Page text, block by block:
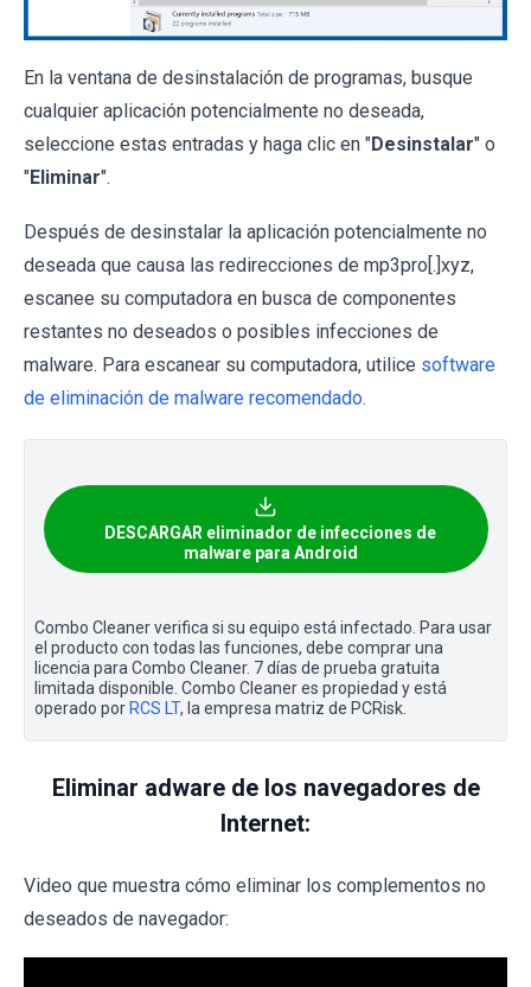
En la ventana de desinstalación de programas, busque
cualquier aplicación potencialmente no deseada,
seleccione estas entradas y haga clic en "Desinstalar" o
"Eliminar".
Después de desinstalar la aplicación potencialmente no
deseada que causa las redirecciones de mp3pro[.]xyz,
escanee su computadora en busca de componentes
restantes no deseados o posibles infecciones de
malware. Para escanear su computadora, utilice software
de eliminación de malware recomendado.
DESCARGAR eliminador de infecciones de
malware para Android
Combo Cleaner verifica si su equipo está infectado. Para usar
el producto con todas las funciones, debe comprar una
licencia para Combo Cleaner. 7 días de prueba gratuita
limitada disponible. Combo Cleaner es propiedad y está
operado por RCS LT, la empresa matriz de PCRisk.
Eliminar adware de los navegadores de
Internet:
Video que muestra cómo eliminar los complementos no
deseados de navegador: